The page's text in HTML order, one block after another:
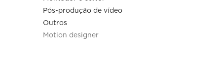
Pós-produção de vídeo
Outros
Motion designer